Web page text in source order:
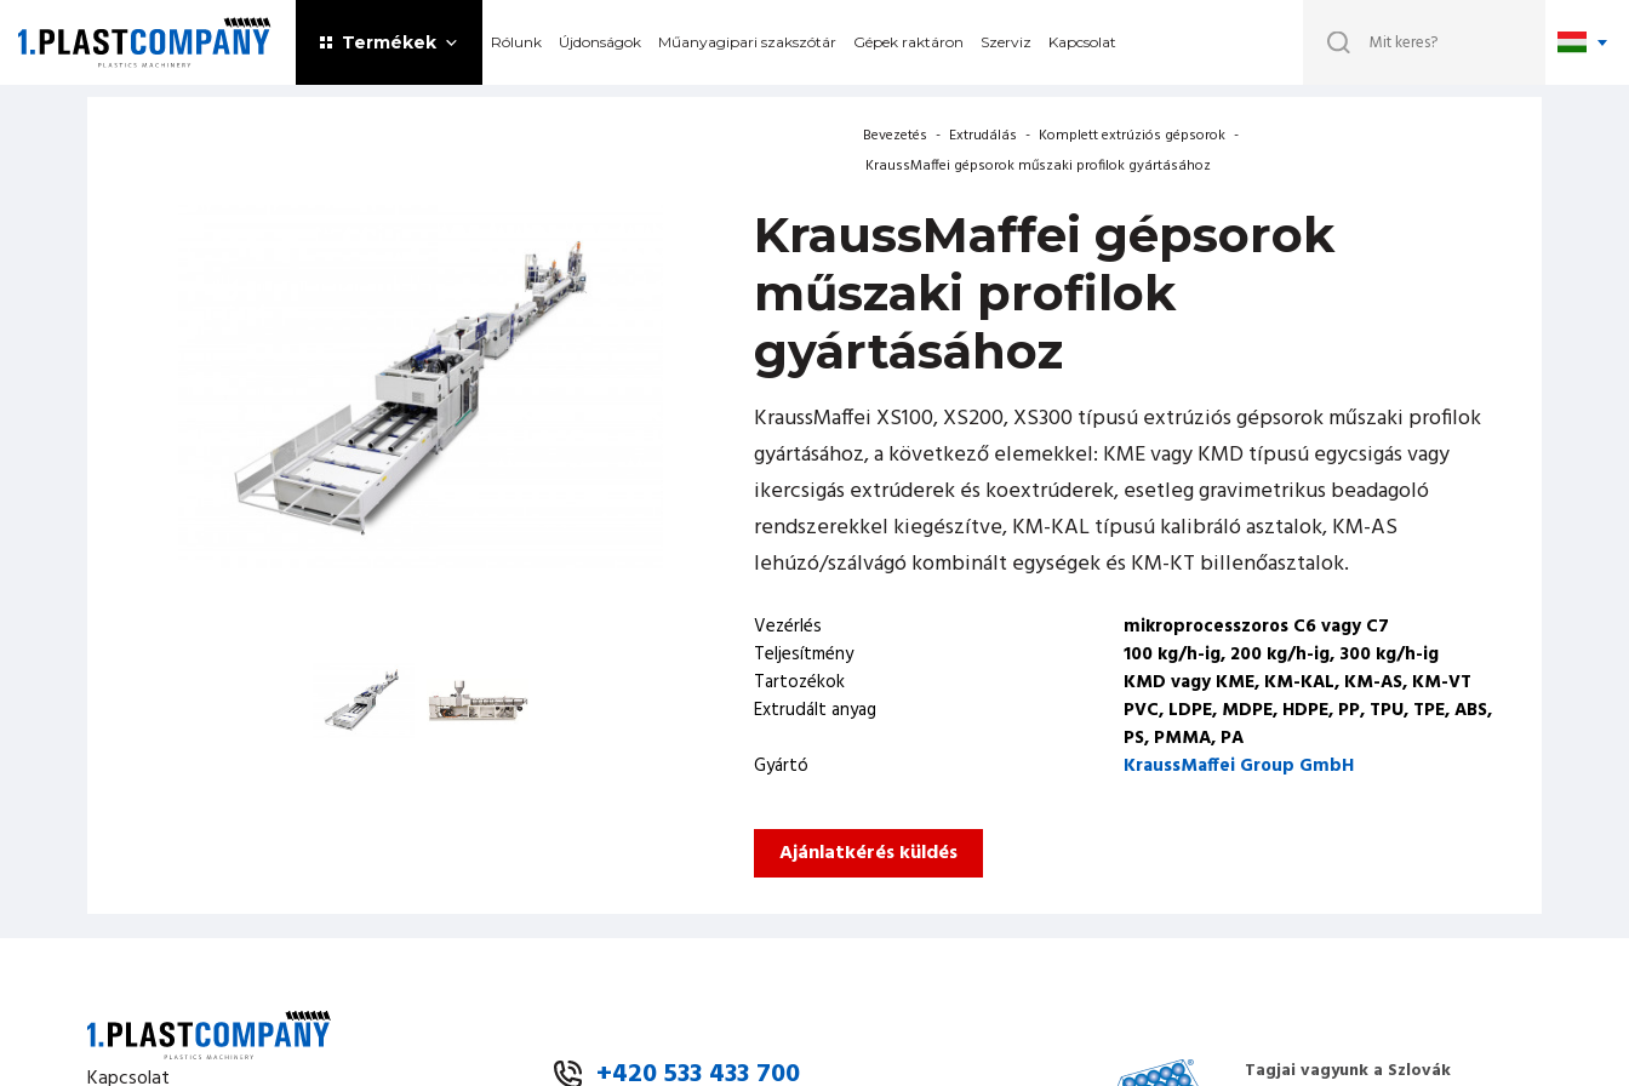
Termékek Rólunk Újdonságok Műanyagipari szakszótár Gépek raktáron Szerviz Kapcsolat
Bevezetés - Extrudálás - Komplett extrúziós gépsorok -
KraussMaffei gépsorok műszaki profilok gyártásához
KraussMaffei gépsorok
műszaki profilok
gyártásához
KraussMaffei XS100, XS200, XS300 típusú extrúziós gépsorok műszaki profilok
gyártásához, a következő elemekkel: KME vagy KMD típusú egycsigás vagy
ikercsigás extrúderek és koextrúderek, esetleg gravimetrikus beadagoló
rendszerekkel kiegészítve, KM-KAL típusú kalibráló asztalok, KM-AS
lehúzó/szálvágó kombinált egységek és KM-KT billenőasztalok.
Vezérlés
mikroprocesszoros C6 vagy C7
Teljesítmény
100 kg/h-ig, 200 kg/h-ig, 300 kg/h-ig
Tartozékok
KMD vagy KME, KM-KAL, KM-AS, KM-VT
Extrudált anyag
PVC, LDPE, MDPE, HDPE, PP, TPU, TPE, ABS,
PS, PMMA, PA
Gyártó
KraussMaffei Group GmbH
Ajánlatkérés küldés
Kapcsolat +420 533 433 700
Tagjai vagyunk a Szlovák